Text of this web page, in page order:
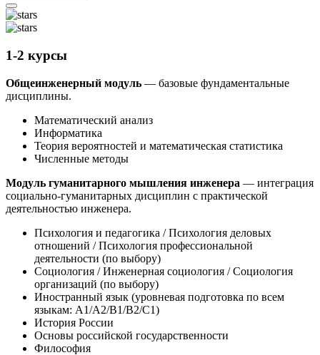
1-2 курсы
Общеинженерный модуль — базовые фундаментальные
дисциплины.
Математический анализ
Информатика
Теория вероятностей и математическая статистика
Численные методы
Модуль гуманитарного мышления инженера — интеграция
социально-гуманитарных дисциплин с практической
деятельностью инженера.
Психология и педагогика / Психология деловых
отношений / Психология профессиональной
деятельности (по выбору)
Социология / Инженерная социология / Социология
организаций (по выбору)
Иностранный язык (уровневая подготовка по всем
языкам: A1/A2/B1/B2/C1)
История России
Основы российской государственности
Философия